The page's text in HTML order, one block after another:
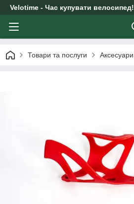
Velotime - Час купувати велосипед!
Товари та послуги Аксесуари